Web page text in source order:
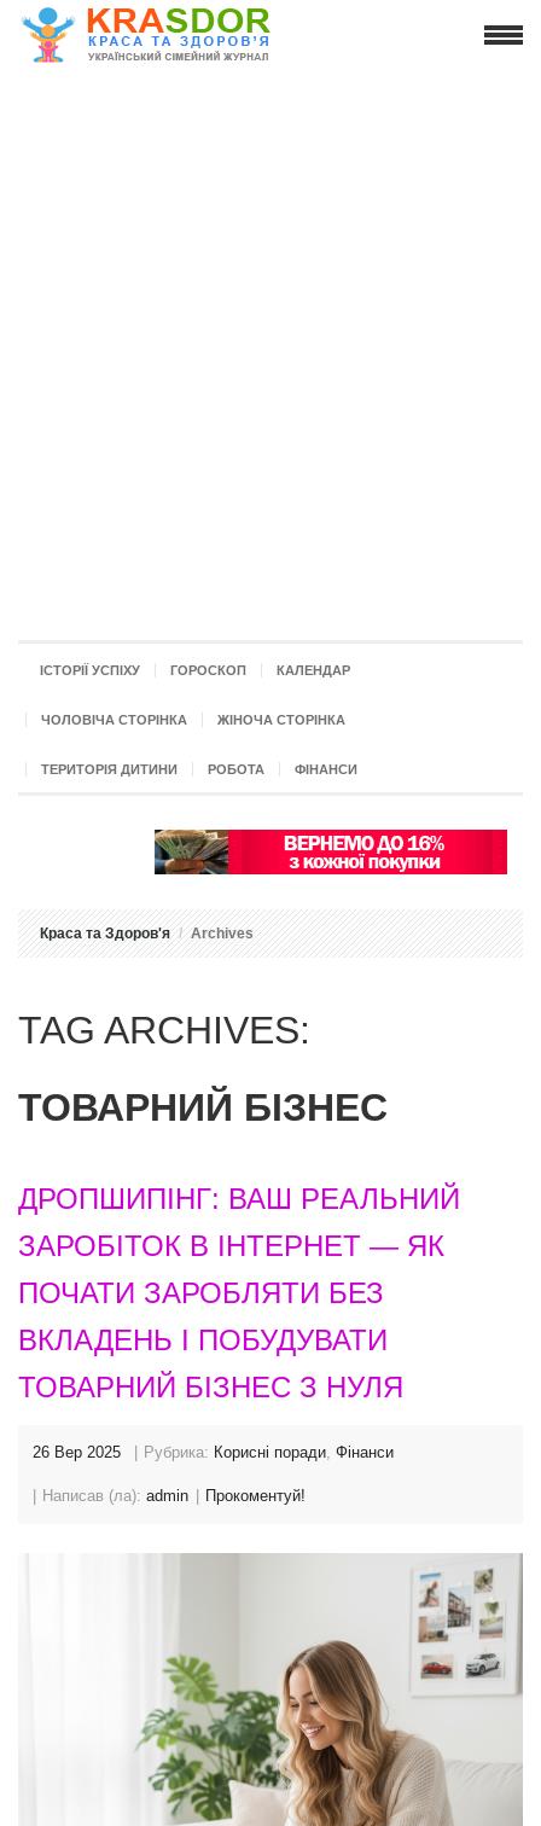
ІСТОРІЇ УСПІХУ ГОРОСКОП КАЛЕНДАР
ЧОЛОВІЧА СТОРІНКА ЖІНОЧА СТОРІНКА
ТЕРИТОРІЯ ДИТИНИ РОБОТА ФІНАНСИ
Краса та Здоров'я Archives
TAG ARCHIVES:
ТОВАРНИЙ БІЗНЕС
ДРОПШИПІНГ: ВАШ РЕАЛЬНИЙ
ЗАРОБІТОК В ІНТЕРНЕТ — ЯК
ПОЧАТИ ЗАРОБЛЯТИ БЕЗ
ВКЛАДЕНЬ І ПОБУДУВАТИ
ТОВАРНИЙ БІЗНЕС З НУЛЯ
26 Вер 2025 Рубрика: Корисні поради, Фінанси
Написав (ла): admin Прокоментуй!